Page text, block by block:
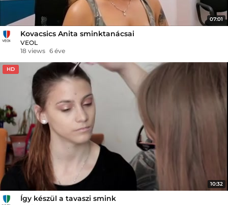
07:01
Kovacsics Anita sminktanácsai
VEOL
18 views 6 éve
HD
10:32
Így készül a tavaszi smink